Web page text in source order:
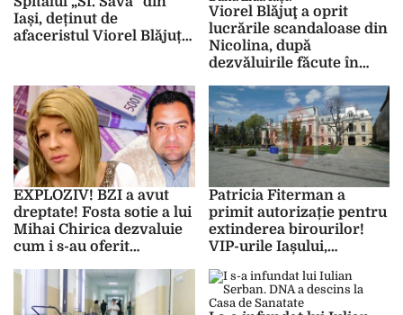
Iași, deținut de
afaceristul Viorel Blăjuț!
când a găsit-o plină de
vânătăi pe corp și
inconștientă – FOTO
Viorel Blăjuţ a oprit
lucrările scandaloase din
Nicolina, după
dezvăluirile făcute în
EXPLOZIV! BZI a avut
dreptate! Fosta sotie a lui
Mihai Chirica dezvaluie
cum i s-au oferit
denigreze pe actualul
primar – FOTO, VIDEO
Patricia Fiterman a
primit autorizație pentru
extinderea birourilor!
VIP-urile Iașului,
rulantă!